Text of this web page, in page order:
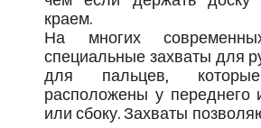
краем.
На многих
специальные захваты для
для пальцев,
расположены у переднего
или сбоку. Захваты